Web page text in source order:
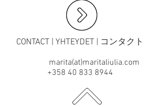
CONTACT | YHTEYDET | コンタクト
marita(at)maritaliulia.com
+358 40 833 8944